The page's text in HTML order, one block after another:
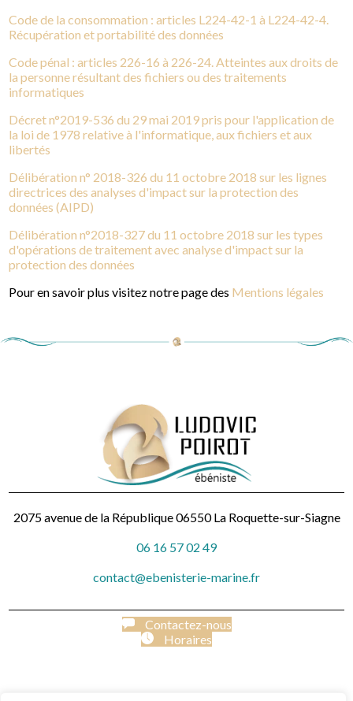
Code de la consommation : articles L224-42-1 à L224-42-4.
Récupération et portabilité des données
Code pénal : articles 226-16 à 226-24. Atteintes aux droits de
la personne résultant des fichiers ou des traitements
informatiques
Décret n°2019-536 du 29 mai 2019 pris pour l'application de
la loi de 1978 relative à l'informatique, aux fichiers et aux
libertés
Délibération n° 2018-326 du 11 octobre 2018 sur les lignes
directrices des analyses d'impact sur la protection des
données (AIPD)
Délibération n°2018-327 du 11 octobre 2018 sur les types
d'opérations de traitement avec analyse d'impact sur la
protection des données
Pour en savoir plus visitez notre page des Mentions légales
2075 avenue de la République06550 La Roquette-sur-Siagne
06 16 57 02 49
contact@ebenisterie-marine.fr
Contactez-nous
Horaires